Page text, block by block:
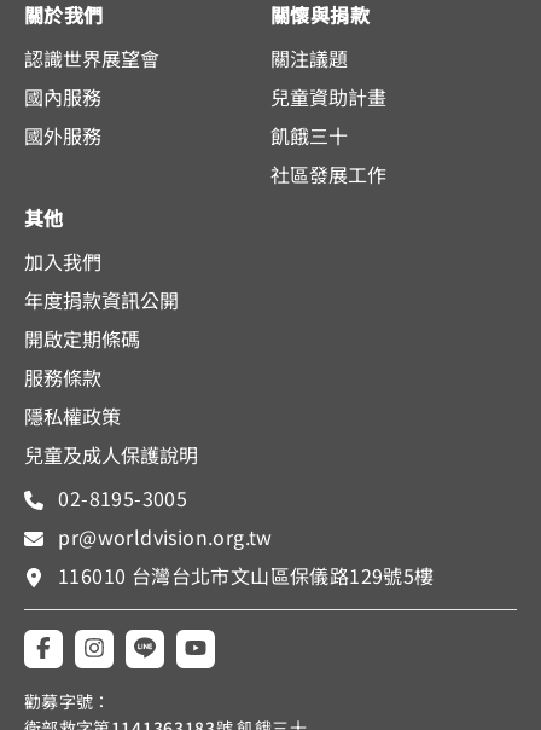
關於我們
認識世界展望會
國內服務
國外服務
關懷與捐款
關注議題
兒童資助計畫
飢餓三十
社區發展工作
其他
加入我們
年度捐款資訊公開
開啟定期條碼
服務條款
隱私權政策
兒童及成人保護說明
02-8195-3005
pr@worldvision.org.tw
116010 台灣台北市文山區保儀路129號5樓
勸募字號：